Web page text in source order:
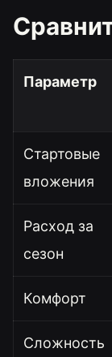
Параметр
Стартовые
вложения
Расход за
сезон
Комфорт
Сложность